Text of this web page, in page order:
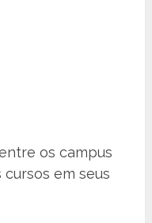
os campus
em seus